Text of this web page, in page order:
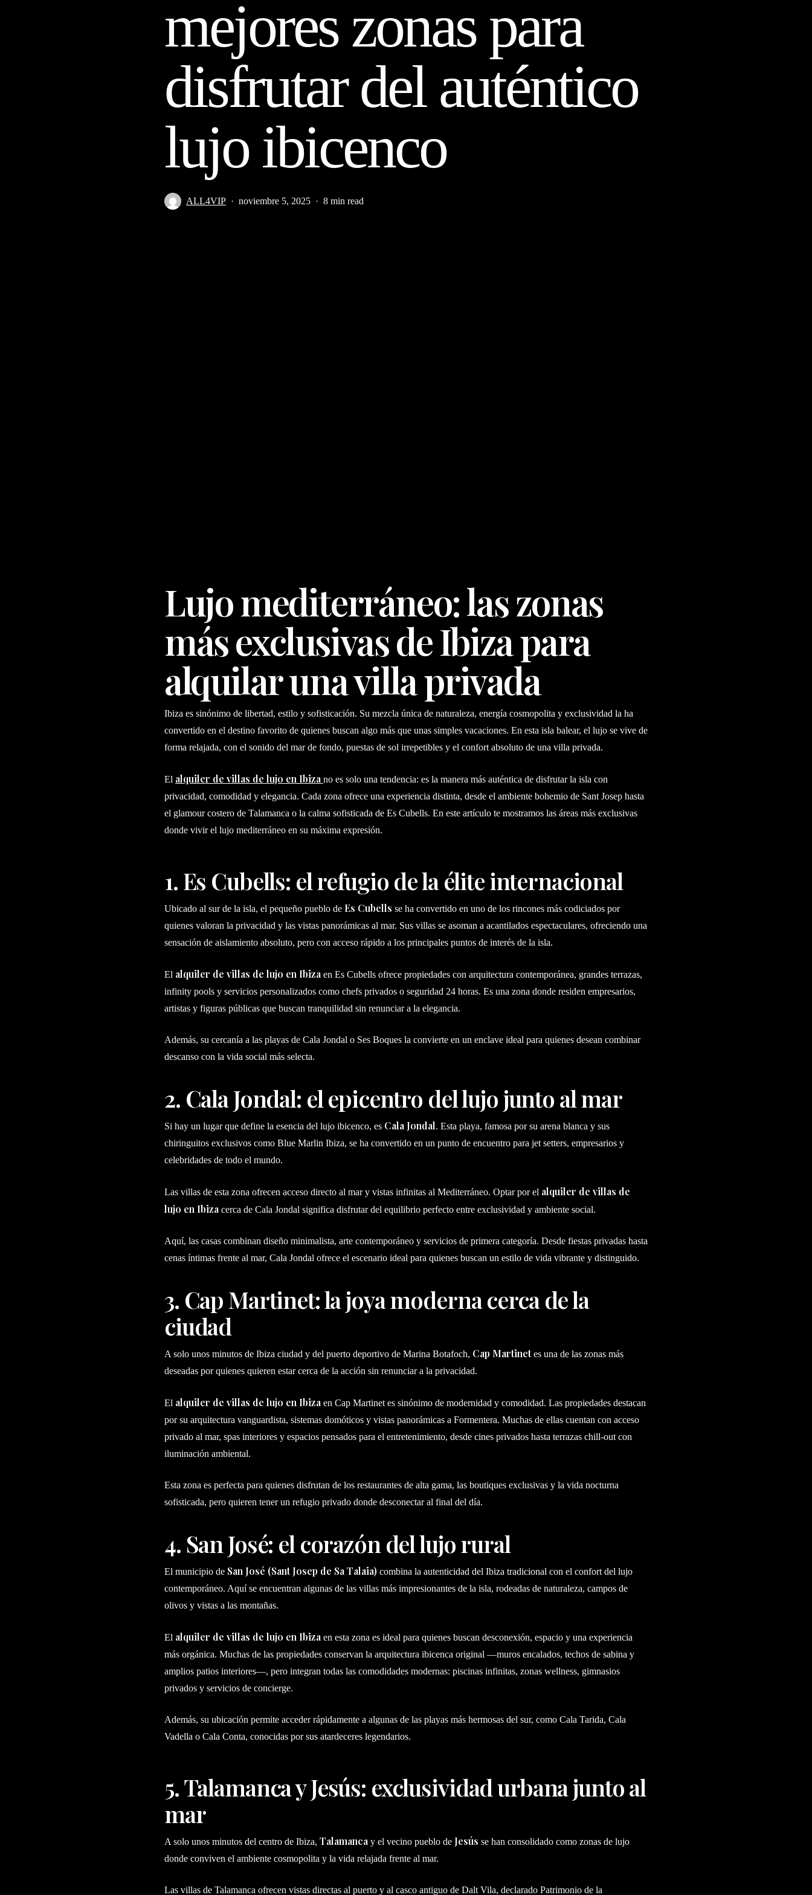
mejores zonas para
disfrutar del auténtico
lujo ibicenco
ALL4VIP noviembre 5, 2025 8 min read
Lujo mediterráneo: las zonas
más exclusivas de Ibiza para
alquilar una villa privada
Ibiza es sinónimo de libertad, estilo y sofisticación. Su mezcla única de naturaleza, energía cosmopolita y exclusividad la ha
convertido en el destino favorito de quienes buscan algo más que unas simples vacaciones. En esta isla balear, el lujo se vive de
forma relajada, con el sonido del mar de fondo, puestas de sol irrepetibles y el confort absoluto de una villa privada.
El alquiler de villas de lujo en Ibiza no es solo una tendencia: es la manera más auténtica de disfrutar la isla con
privacidad, comodidad y elegancia. Cada zona ofrece una experiencia distinta, desde el ambiente bohemio de Sant Josep hasta
el glamour costero de Talamanca o la calma sofisticada de Es Cubells. En este artículo te mostramos las áreas más exclusivas
donde vivir el lujo mediterráneo en su máxima expresión.
1. Es Cubells: el refugio de la élite internacional
Ubicado al sur de la isla, el pequeño pueblo de Es Cubells se ha convertido en uno de los rincones más codiciados por
quienes valoran la privacidad y las vistas panorámicas al mar. Sus villas se asoman a acantilados espectaculares, ofreciendo una
sensación de aislamiento absoluto, pero con acceso rápido a los principales puntos de interés de la isla.
El alquiler de villas de lujo en Ibiza en Es Cubells ofrece propiedades con arquitectura contemporánea, grandes terrazas,
infinity pools y servicios personalizados como chefs privados o seguridad 24 horas. Es una zona donde residen empresarios,
artistas y figuras públicas que buscan tranquilidad sin renunciar a la elegancia.
Además, su cercanía a las playas de Cala Jondal o Ses Boques la convierte en un enclave ideal para quienes desean combinar
descanso con la vida social más selecta.
2. Cala Jondal: el epicentro del lujo junto al mar
Si hay un lugar que define la esencia del lujo ibicenco, es Cala Jondal. Esta playa, famosa por su arena blanca y sus
chiringuitos exclusivos como Blue Marlin Ibiza, se ha convertido en un punto de encuentro para jet setters, empresarios y
celebridades de todo el mundo.
Las villas de esta zona ofrecen acceso directo al mar y vistas infinitas al Mediterráneo. Optar por el alquiler de villas de
lujo en Ibiza cerca de Cala Jondal significa disfrutar del equilibrio perfecto entre exclusividad y ambiente social.
Aquí, las casas combinan diseño minimalista, arte contemporáneo y servicios de primera categoría. Desde fiestas privadas hasta
cenas íntimas frente al mar, Cala Jondal ofrece el escenario ideal para quienes buscan un estilo de vida vibrante y distinguido.
3. Cap Martinet: la joya moderna cerca de la
ciudad
A solo unos minutos de Ibiza ciudad y del puerto deportivo de Marina Botafoch, Cap Martinetes una de las zonas más
deseadas por quienes quieren estar cerca de la acción sin renunciar a la privacidad.
El alquiler de villas de lujo en Ibiza en Cap Martinet es sinónimo de modernidad y comodidad. Las propiedades destacan
por su arquitectura vanguardista, sistemas domóticos y vistas panorámicas a Formentera. Muchas de ellas cuentan con acceso
privado al mar, spas interiores y espacios pensados para el entretenimiento, desde cines privados hasta terrazas chill-out con
iluminación ambiental.
Esta zona es perfecta para quienes disfrutan de los restaurantes de alta gama, las boutiques exclusivas y la vida nocturna
sofisticada, pero quieren tener un refugio privado donde desconectar al final del día.
4. San José: el corazón del lujo rural
El municipio de San José (Sant Josep de Sa Talaia) combina la autenticidad del Ibiza tradicional con el confort del lujo
contemporáneo. Aquí se encuentran algunas de las villas más impresionantes de la isla, rodeadas de naturaleza, campos de
olivos y vistas a las montañas.
El alquiler de villas de lujo en Ibiza en esta zona es ideal para quienes buscan desconexión, espacio y una experiencia
más orgánica. Muchas de las propiedades conservan la arquitectura ibicenca original —muros encalados, techos de sabina y
amplios patios interiores—, pero integran todas las comodidades modernas: piscinas infinitas, zonas wellness, gimnasios
privados y servicios de concierge.
Además, su ubicación permite acceder rápidamente a algunas de las playas más hermosas del sur, como Cala Tarida, Cala
Vadella o Cala Conta, conocidas por sus atardeceres legendarios.
5. Talamanca y Jesús: exclusividad urbana junto al
mar
A solo unos minutos del centro de Ibiza, Talamanca y el vecino pueblo de Jesús se han consolidado como zonas de lujo
donde conviven el ambiente cosmopolita y la vida relajada frente al mar.
Las villas de Talamanca ofrecen vistas directas al puerto y al casco antiguo de Dalt Vila, declarado Patrimonio de la